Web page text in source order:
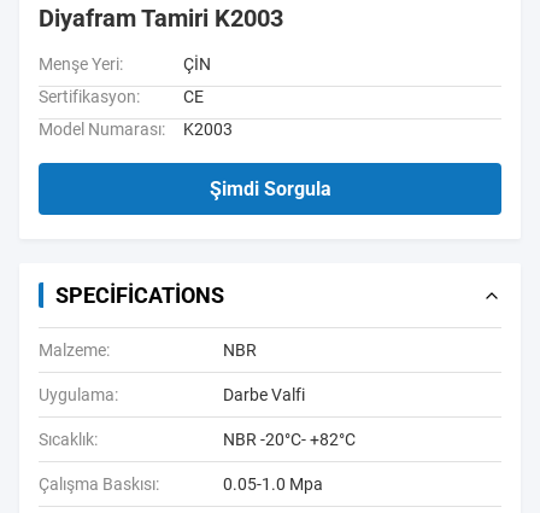
Diyafram Tamiri K2003
Menşe Yeri:
ÇİN
Sertifikasyon:
CE
Model Numarası:
K2003
Şimdi Sorgula
SPECIFICATIONS
Malzeme: NBR
Uygulama: Darbe Valfi
Sıcaklık: NBR -20°C- +82°C
Çalışma Baskısı: 0.05-1.0 Mpa